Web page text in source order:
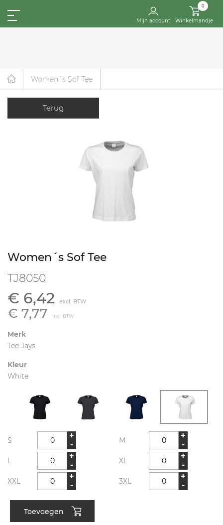
Mijn account
0
Winkelmandje
Women´s Sof Tee
Terug
Women´s Sof Tee
TJ8050
€ 6,42 excl. BTW
€ 7,77 incl. BTW
Merk
Tee Jays
Kleur
White
S
+
-
M
+
-
L
+
-
XL
+
-
XXL
+
-
3XL
+
-
Toevoegen